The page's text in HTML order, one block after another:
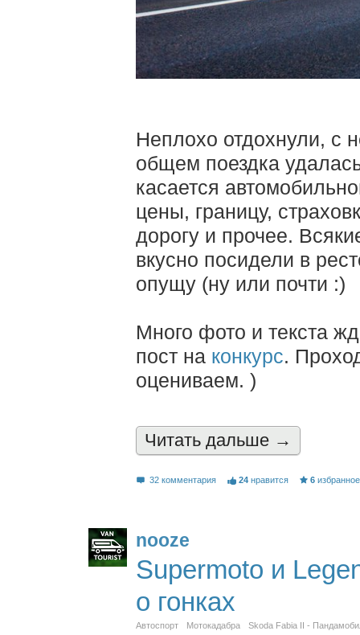
Неплохо отдохнули, с
общем поездка
касается
цены, границу,
дорогу и прочее.
вкусно посидели в
опущу (ну или почти :)
Много фото и текста
пост на конкурс.
оцениваем. )
Читать дальшe →
32 комментария 24 нравится 6 избранное
nooze
Supermoto и
о гонках
Автоспорт Мотокадабра Skoda Fabia II -